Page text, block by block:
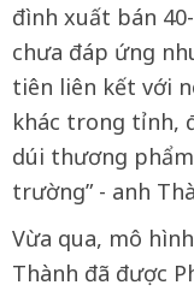
đình xuất bán
chưa đáp ứng
tiên liên kết với
khác trong tỉnh,
dúi thương
trường” - anh
Vừa qua, mô
Thành đã được